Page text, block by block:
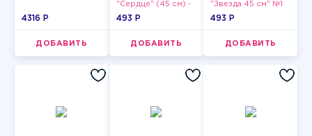
4316 P
ДОБАВИТЬ
"Сердце" (45 см) -
2
493 P
ДОБАВИТЬ
"Звезда 45 см" №1
493 P
ДОБАВИТЬ